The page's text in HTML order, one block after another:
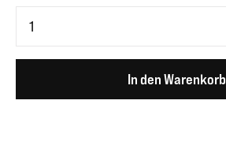
In den Warenkorb